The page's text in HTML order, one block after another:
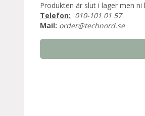
Produkten är slut i lager men
Telefon: 010-101 01 57
Mail: order@technord.se